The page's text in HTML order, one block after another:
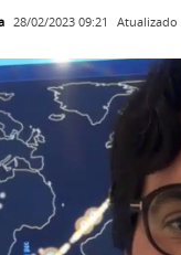
28/02/2023 09:21 Atualizado